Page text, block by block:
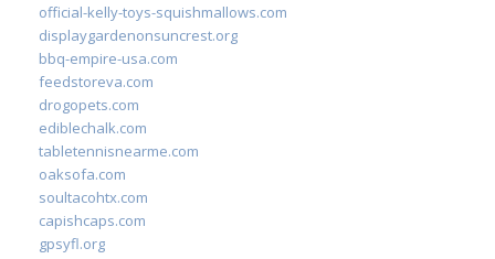
official-kelly-toys-squishmallows.com
displaygardenonsuncrest.org
bbq-empire-usa.com
feedstoreva.com
drogopets.com
ediblechalk.com
tabletennisnearme.com
oaksofa.com
soultacohtx.com
capishcaps.com
gpsyfl.org